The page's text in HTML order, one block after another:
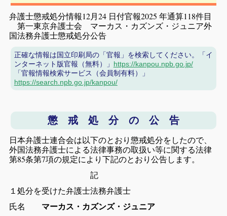
弁護士懲戒処分情報12月24 日付官報2025 年通算118件目
第一東京弁護士会 マーカス・カズンズ・ジュニア外
国法務弁護士懲戒処分公告
正確な情報は国立印刷局の「官報」を検索してください。「イ
ンターネット版官報（無料）」 https://kanpou.npb.go.jp/
「官報情報検索サービス（会員制有料）」
https://search.npb.go.jp/kanpou/
懲 戒 処 分 の 公 告
日本弁護士連合会は以下のとおり懲戒処分をしたので、
外国法務弁護士による法律事務の取扱い等に関する法律
第85条第7項の規定により下記のとおり公告します。
記
１処分を受けた弁護士法務弁護士
氏名
マーカス・カズンズ・ジュニア